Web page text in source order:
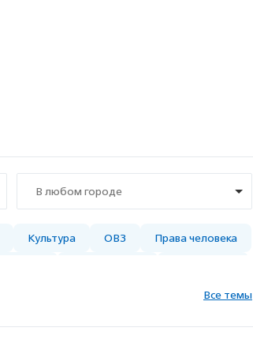
В любом городе
Культура ОВЗ Права человека
Все темы